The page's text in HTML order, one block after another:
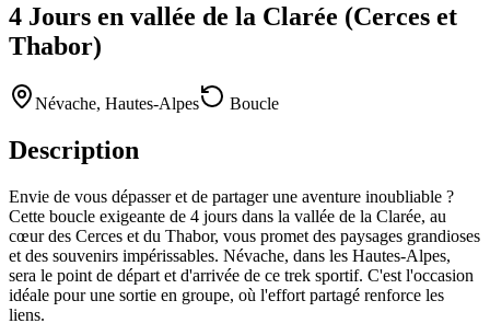
4 Jours en vallée de la Clarée (Cerces et
Thabor)
Névache, Hautes-Alpes Boucle
Description
Envie de vous dépasser et de partager une aventure inoubliable ?
Cette boucle exigeante de 4 jours dans la vallée de la Clarée, au
cœur des Cerces et du Thabor, vous promet des paysages grandioses
et des souvenirs impérissables. Névache, dans les Hautes-Alpes,
sera le point de départ et d'arrivée de ce trek sportif. C'est l'occasion
idéale pour une sortie en groupe, où l'effort partagé renforce les
liens.